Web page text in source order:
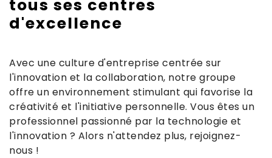
tous ses centres
d'excellence
Avec une culture d'entreprise centrée sur
l'innovation et la collaboration, notre groupe
offre un environnement stimulant qui favorise la
créativité et l'initiative personnelle. Vous êtes un
professionnel passionné par la technologie et
l'innovation ? Alors n'attendez plus, rejoignez-
nous !